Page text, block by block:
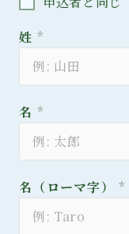
姓 *
名 *
名（ローマ字）*